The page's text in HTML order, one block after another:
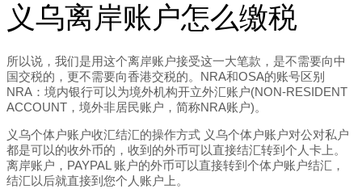
义乌离岸账户怎么缴税
所以说，我们是用这个离岸账户接受这一大笔款，是不需要向中
国交税的，更不需要向香港交税的。NRA和OSA的账号区别
NRA：境内银行可以为境外机构开立外汇账户(NON-RESIDENT
ACCOUNT，境外非居民账户，简称NRA账户)。
义乌个体户账户收汇结汇的操作方式 义乌个体户账户对公对私户
都是可以的收外币的，收到的外币可以直接结汇转到个人卡上。
离岸账户，PAYPAL 账户的外币可以直接转到个体户账户结汇，
结汇以后就直接到您个人账户上。